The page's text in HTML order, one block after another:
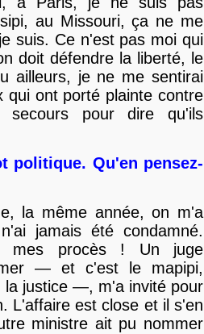
au Missouri, ça ne me
suis. Ce n'est pas moi qui
doit défendre la liberté, le
ailleurs, je ne me sentirai
qui ont porté plainte contre
secours pour dire qu'ils
politique. Qu'en pensez-
la même année, on m'a
jamais été condamné.
mes procès ! Un juge
— et c'est le mapipi,
la justice —, m'a invité pour
L'affaire est close et il s'en
ministre ait pu nommer